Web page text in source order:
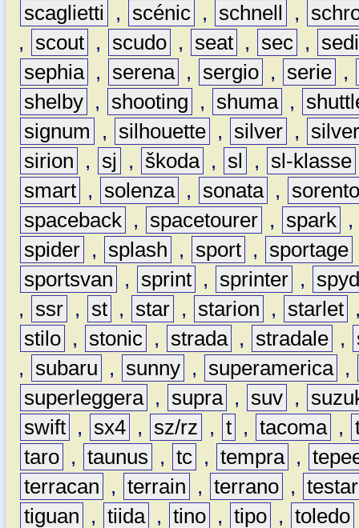
scaglietti
, scénic , schnell ,
,
scout , scudo , seat , sec ,
sephia , serena , sergio , serie ,
shelby , shooting , shuma ,
signum
, silhouette , silver ,
sirion
, sj , škoda , sl , sl-klasse
smart , solenza , sonata ,
spaceback , spacetourer , spark ,
spider , splash , sport , sportage
sportsvan
, sprint , sprinter ,
,
ssr , st , star , starion , starlet
stilo , stonic , strada , stradale ,
,
subaru , sunny , superamerica ,
superleggera , supra , suv ,
swift , sx4 , sz/rz , t , tacoma ,
taro , taunus , tc , tempra ,
terracan
, terrain , terrano ,
tiguan
, tiida , tino , tipo , toledo